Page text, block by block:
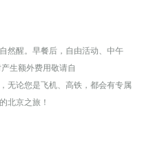
然醒。早餐后，自由活动、中午
生额外费用敬请自
无论您是飞机、高铁，都会有专属
北京之旅！